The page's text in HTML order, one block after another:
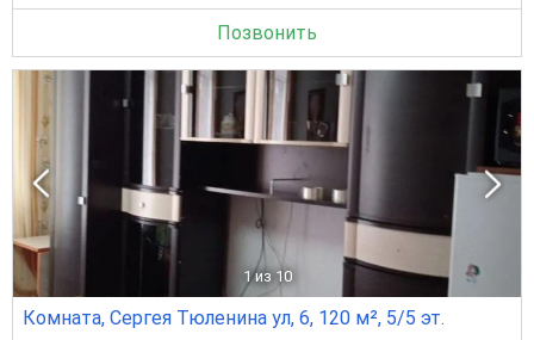
Позвонить
1 из 10
Комната, Сергея Тюленина ул, 6, 120 м², 5/5 эт.